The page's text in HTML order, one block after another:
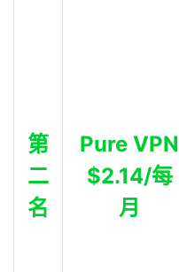
第
二
名
Pure VPN
$2.14/每
月